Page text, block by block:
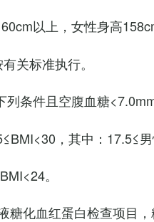
以上，女性身高
关标准执行。
列条件且空腹血糖
，其中：17.5≤
。
糖化血红蛋白检查项目